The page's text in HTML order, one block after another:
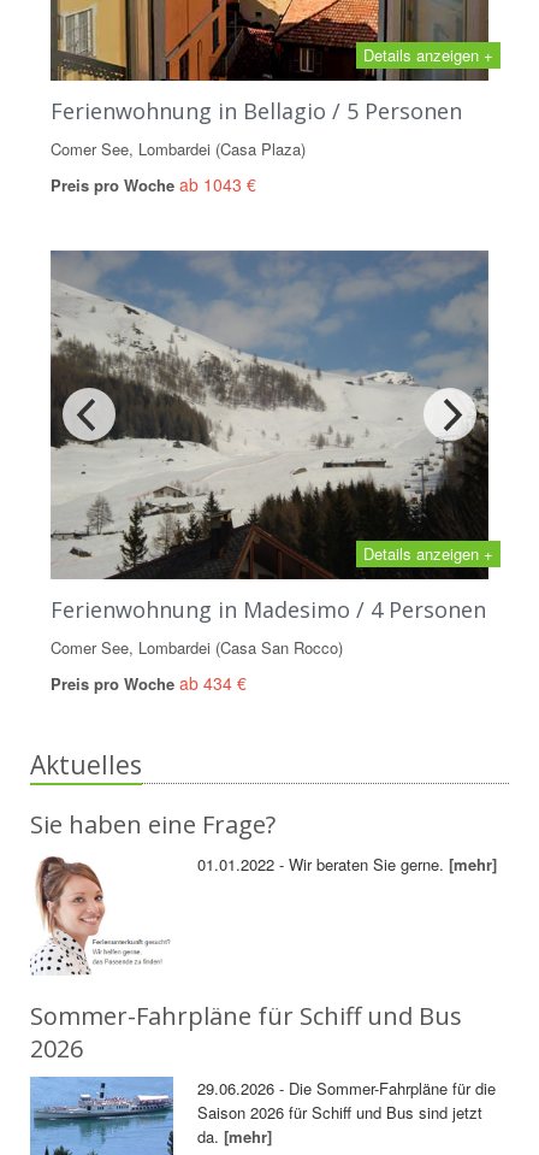
Details anzeigen +
Ferienwohnung in Bellagio / 5 Personen
Comer See, Lombardei (Casa Plaza)
Preis pro Woche ab 1043 €
Details anzeigen +
Ferienwohnung in Madesimo / 4 Personen
Comer See, Lombardei (Casa San Rocco)
Preis pro Woche ab 434 €
Aktuelles
Sie haben eine Frage?
01.01.2022 - Wir beraten Sie gerne.[mehr]
Sommer-Fahrpläne für Schiff und Bus
2026
29.06.2026 - Die Sommer-Fahrpläne für die
Saison 2026 für Schiff und Bus sind jetzt
da.[mehr]